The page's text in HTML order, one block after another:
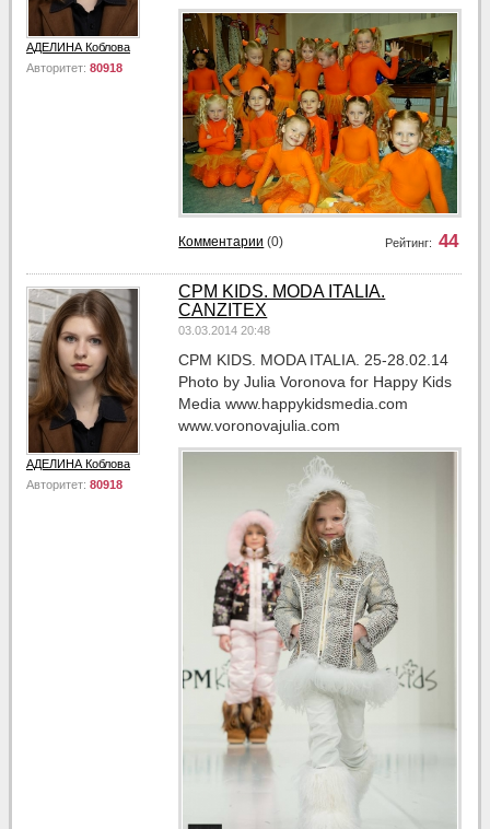
АДЕЛИНА Коблова
Авторитет: 80918
Комментарии (0) Рейтинг: 44
АДЕЛИНА Коблова
Авторитет: 80918
CPM KIDS. MODA ITALIA.
CANZITEX
03.03.2014 20:48
CPM KIDS. MODA ITALIA. 25-28.02.14
Photo by Julia Voronova for Happy Kids
Media www.happykidsmedia.com
www.voronovajulia.com